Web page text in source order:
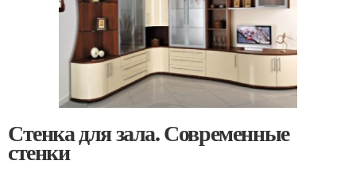
Стенка для зала. Современные
стенки